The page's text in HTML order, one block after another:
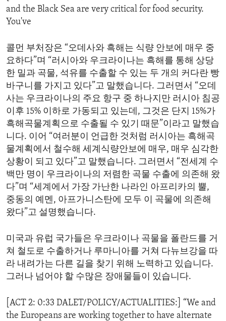
and the Black Sea are very critical for food security.
You've
콜먼 부처장은 “오데사와 흑해는 식량 안보에 매우 중
요하다”며 “러시아와 우크라이나는 흑해를 통해 상당
한 밀과 곡물, 석유를 수출할 수 있는 두 개의 커다란 빵
바구니를 가지고 있다”고 말했습니다. 그러면서 “오데
사는 우크라이나의 주요 항구 중 하나지만 러시아 침공
이후 15% 이하로 가동되고 있는데, 그것은 단지 15%가
흑해곡물계획으로 수출될 수 있기 때문”이라고 말했습
니다. 이어 “여러분이 언급한 것처럼 러시아는 흑해곡
물계획에서 철수해 세계식량안보에 매우, 매우 심각한
상황이 되고 있다”고 말했습니다. 그러면서 “전세계 수
백만 명이 우크라이나의 저렴한 곡물 수출에 의존해 왔
다”며 “세계에서 가장 가난한 나라인 아프리카의 뿔,
중동의 예멘, 아프가니스탄에 모두 이 곡물에 의존해
왔다”고 설명했습니다.
미국과 유럽 국가들은 우크라이나 곡물을 폴란드를 거
쳐 철도로 수출하거나 루마니아를 거쳐 다뉴브강을 따
라 내려가는 다른 길을 찾기 위해 노력하고 있습니다.
그러나 넘어야 할 수많은 장애물들이 있습니다.
[ACT 2: 0:33 DALET/POLICY/ACTUALITIES:] “We and
the Europeans are working together to have alternate